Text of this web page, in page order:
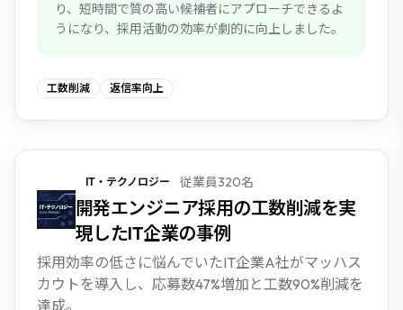
り、短時間で質の高い候補者にアプローチできるよ
うになり、採用活動の効率が劇的に向上しました。
工数削減 返信率向上
IT・テクノロジー 従業員320名
開発エンジニア採用の工数削減を実
現したIT企業の事例
採用効率の低さに悩んでいたIT企業A社がマッハス
カウトを導入し、応募数47%増加と工数90%削減を
達成。